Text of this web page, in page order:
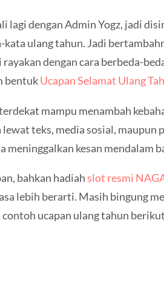
lagi dengan Admin Yogz, jadi
ulang tahun. Jadi
dengan cara berbeda-
bentukUcapan Selamat Ulang
mampu menambah
teks, media sosial, maupun
meninggalkan kesan mendalam
bahkan hadiahslot resmi
lebih berarti. Masih bingung
contoh ucapan ulang tahun